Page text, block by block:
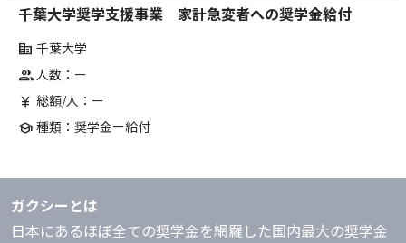
千葉大学奨学支援事業 家計急変者への奨学金給付
corporate_fare 千葉大学
group人数：ー
currency_yen 総額/人：ー
school 種類：奨学金ー給付
ガクシーとは
日本にあるほぼ全ての奨学金を網羅した国内最大の奨学金